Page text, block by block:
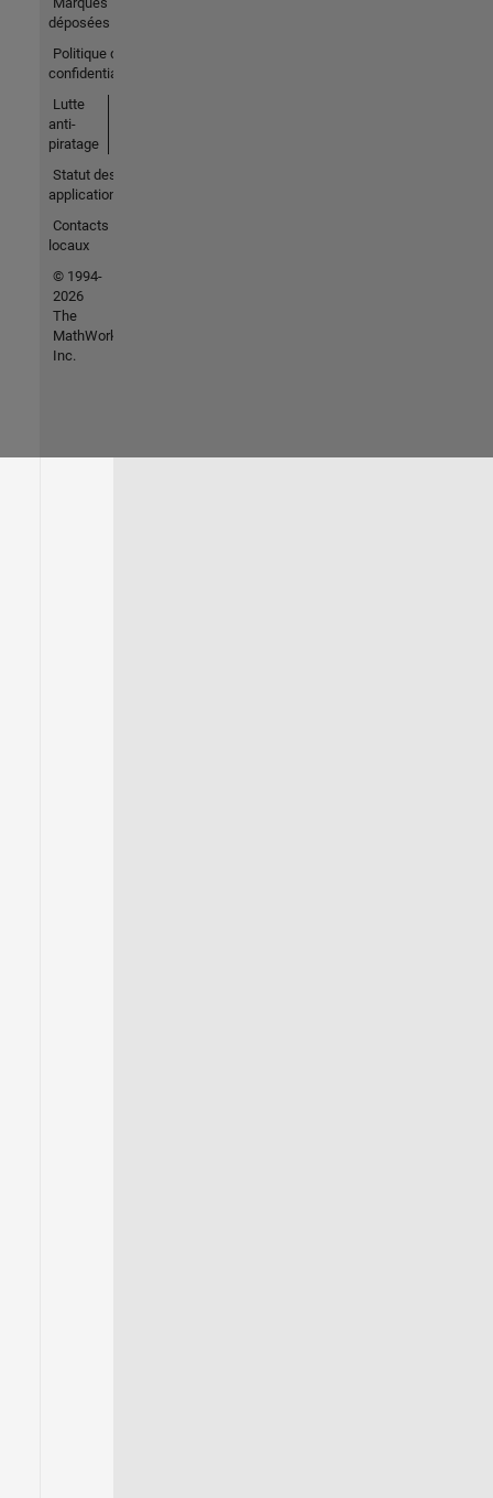
déposées
Politique de
confidentialité
Lutte
anti-
piratage
Statut des
applications
Contacts
locaux
© 1994-
2026
The
MathWorks,
Inc.